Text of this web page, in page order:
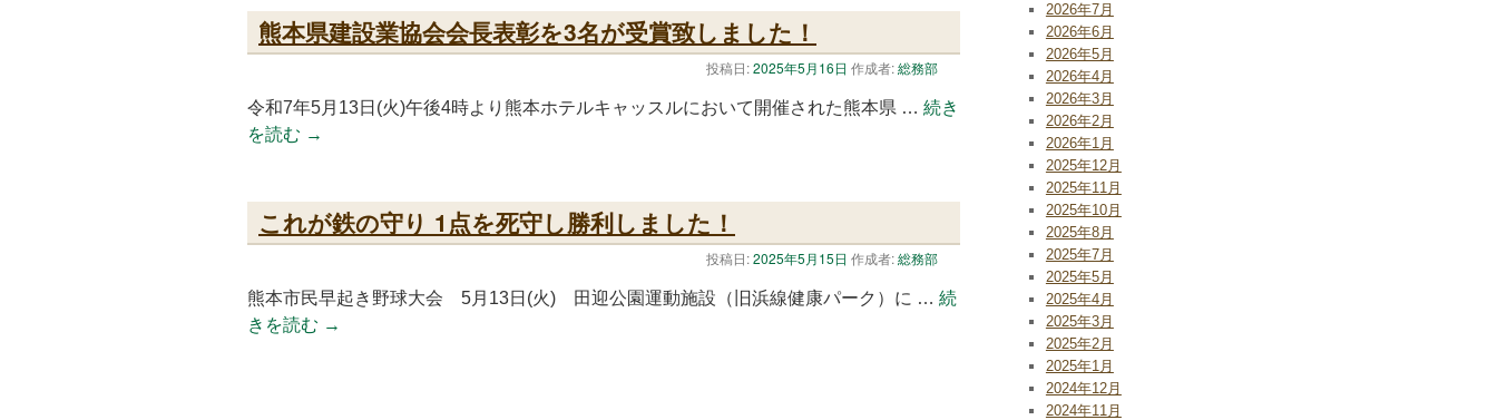
熊本県建設業協会会長表彰を3名が受賞致しました！
投稿日:2025年5月16日 作成者:総務部
令和7年5月13日(火)午後4時より熊本ホテルキャッスルにおいて開催された熊本県 … 続き
を読む →
これが鉄の守り 1点を死守し勝利しました！
投稿日:2025年5月15日 作成者:総務部
熊本市民早起き野球大会 5月13日(火) 田迎公園運動施設（旧浜線健康パーク）に … 続
きを読む →
2026年7月
2026年6月
2026年5月
2026年4月
2026年3月
2026年2月
2026年1月
2025年12月
2025年11月
2025年10月
2025年8月
2025年7月
2025年5月
2025年4月
2025年3月
2025年2月
2025年1月
2024年12月
2024年11月